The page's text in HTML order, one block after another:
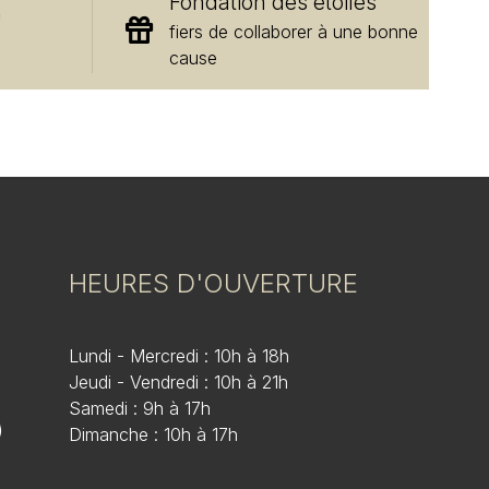
fiers de collaborer à une bonne
cause
HEURES D'OUVERTURE
Lundi - Mercredi : 10h à 18h
Jeudi - Vendredi : 10h à 21h
Samedi : 9h à 17h
Dimanche : 10h à 17h